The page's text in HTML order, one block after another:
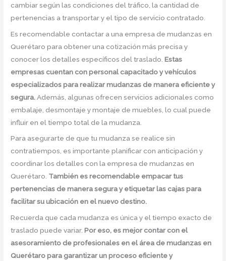
cambiar según las condiciones del tráfico, la cantidad de
pertenencias a transportar y el tipo de servicio contratado.
Es recomendable contactar a una empresa de mudanzas en
Querétaro para obtener una cotización más precisa y
conocer los detalles específicos del traslado.Estas
empresas cuentan con personal capacitado y vehículos
especializados para realizar mudanzas de manera eficiente y
segura.Además, algunas ofrecen servicios adicionales como
embalaje, desmontaje y montaje de muebles, lo cual puede
influir en el tiempo total de la mudanza.
Para asegurarte de que tu mudanza se realice sin
contratiempos, es importante planificar con anticipación y
coordinar los detalles con la empresa de mudanzas en
Querétaro. También es recomendable empacar tus
pertenencias de manera segura y etiquetar las cajas para
facilitar su ubicación en el nuevo destino.
Recuerda que cada mudanza es única y el tiempo exacto de
traslado puede variar.Por eso, es mejor contar con el
asesoramiento de profesionales en el área de mudanzas en
Querétaro para garantizar un proceso eficiente y